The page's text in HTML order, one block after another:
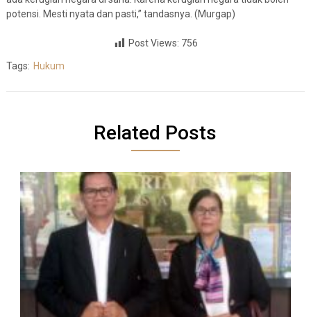
potensi. Mesti nyata dan pasti,” tandasnya. (Murgap)
Post Views: 756
Tags: Hukum
Related Posts